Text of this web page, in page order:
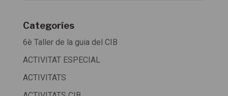
Categoríes
6è Taller de la guia del CIB
ACTIVITAT ESPECIAL
ACTIVITATS